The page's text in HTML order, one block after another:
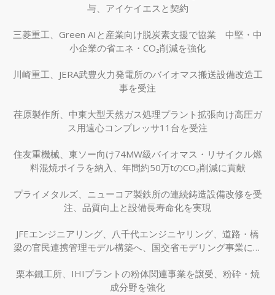
与、アイケイエスと契約
三菱重工、Green AIと産業向け脱炭素支援で協業 中堅・中
小企業の省エネ・CO₂削減を強化
川崎重工、JERA武豊火力発電所のバイオマス搬送設備改造工
事を受注
荏原製作所、中東大型天然ガス処理プラント拡張向け高圧ガ
ス用遠心コンプレッサ11台を受注
住友重機械、東ソー向け74MW級バイオマス・リサイクル燃
料混焼ボイラを納入、年間約50万tのCO₂削減に貢献
プライメタルズ、ニューコア製鉄所の連続鋳造設備改修を受
注、品質向上と設備長寿命化を実現
JFEエンジニアリング、八千代エンジニヤリング、道路・橋
梁の官民連携管理モデル構築へ、国交省モデリング事業に採
栗本鐵工所、IHIプラントの粉体関連事業を譲受、粉砕・焼
成分野を強化